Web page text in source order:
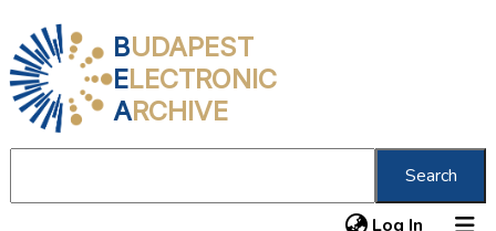
BUDAPEST
ELECTRONIC
ARCHIVE
Search
Log In (current)